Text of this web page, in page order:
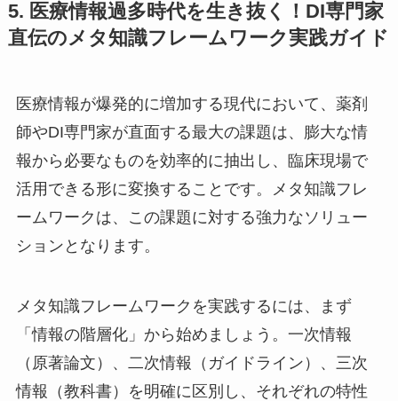
5. 医療情報過多時代を生き抜く！DI専門家
直伝のメタ知識フレームワーク実践ガイド
医療情報が爆発的に増加する現代において、薬剤
師やDI専門家が直面する最大の課題は、膨大な情
報から必要なものを効率的に抽出し、臨床現場で
活用できる形に変換することです。メタ知識フレ
ームワークは、この課題に対する強力なソリュー
ションとなります。
メタ知識フレームワークを実践するには、まず
「情報の階層化」から始めましょう。一次情報
（原著論文）、二次情報（ガイドライン）、三次
情報（教科書）を明確に区別し、それぞれの特性